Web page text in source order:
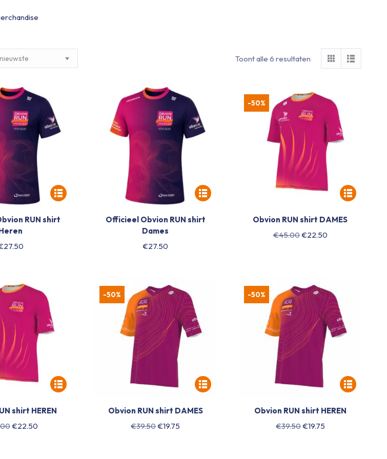
Toont alle 6 resultatenGesorteerd
RUN shirt
27.50
Officieel Obvion RUN shirt
Dames
€27.50
-50%
Obvion RUN shirt DAMES
€45.00Oorspronkelijke
€22.50Huidige
shirt HEREN
Oorspronkelijke
€22.50Huidige
-50%
Obvion RUN shirt DAMES
€39.50Oorspronkelijke
€19.75
-50%
Obvion RUN shirt HEREN
€39.50Oorspronkelijke
€19.75Huidige